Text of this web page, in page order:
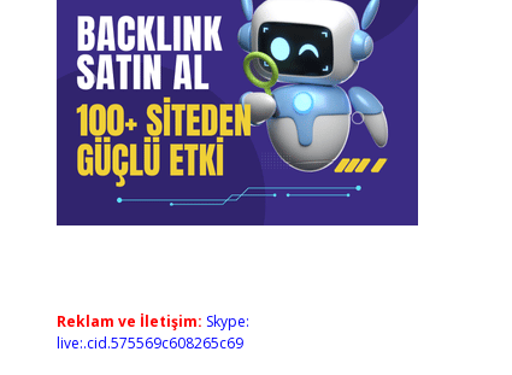
Reklam ve İletişim: Skype:
live:.cid.575569c608265c69